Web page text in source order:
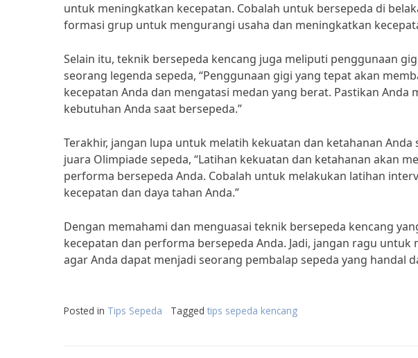
untuk meningkatkan kecepatan. Cobalah untuk bersepeda di
formasi grup untuk mengurangi usaha dan meningkatkan
Selain itu, teknik bersepeda kencang juga meliputi penggunaan
seorang legenda sepeda, “Penggunaan gigi yang tepat akan
kecepatan Anda dan mengatasi medan yang berat. Pastikan
kebutuhan Anda saat bersepeda.”
Terakhir, jangan lupa untuk melatih kekuatan dan ketahanan
juara Olimpiade sepeda, “Latihan kekuatan dan ketahanan akan
performa bersepeda Anda. Cobalah untuk melakukan latihan
kecepatan dan daya tahan Anda.”
Dengan memahami dan menguasai teknik bersepeda kencang
kecepatan dan performa bersepeda Anda. Jadi, jangan ragu
agar Anda dapat menjadi seorang pembalap sepeda yang handal
Posted in Tips Sepeda Tagged tips sepeda kencang